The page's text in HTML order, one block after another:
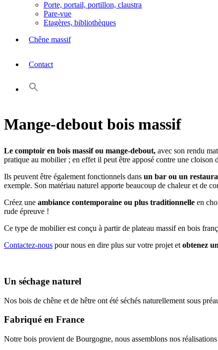
Porte, portail, portillon, claustra
Pare-vue
Etagères, bibliothèques
Chêne massif
Contact
Mange-debout bois massif
Le comptoir en bois massif ou mange-debout, avec son rendu
pratique au mobilier ; en effet il peut être apposé contre une cloison
Ils peuvent être également fonctionnels dans un bar ou un
exemple. Son matériau naturel apporte beaucoup de chaleur et de
Créez une ambiance contemporaine ou plus traditionnelle en
rude épreuve !
Ce type de mobilier est conçu à partir de plateau massif en bois
Contactez-nous pour nous en dire plus sur votre projet et obtenez
Un séchage naturel
Nos bois de chêne et de hêtre ont été séchés naturellement sous
Fabriqué en France
Notre bois provient de Bourgogne, nous assemblons nos